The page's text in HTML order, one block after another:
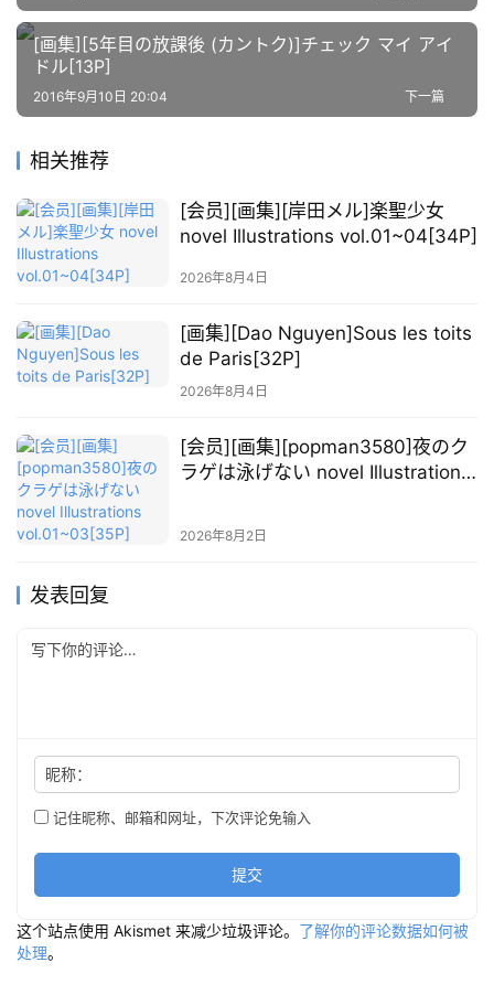
萌
绘
图
库
关
于
本
站
[画集][5年目の放課後 (カントク)]チェック マイ アイ
ドル[13P]
下一篇
2016年9月10日 20:04
相关推荐
[会员][画集][岸田メル]楽聖少女
novel Illustrations vol.01~04[34P]
2026年8月4日
[画集][Dao Nguyen]Sous les toits
de Paris[32P]
2026年8月4日
[会员][画集][popman3580]夜のク
ラゲは泳げない novel Illustrations
2026年8月2日
发表回复
昵称：
记住昵称、邮箱和网址，下次评论免输入
提交
这个站点使用 Akismet 来减少垃圾评论。 了解你的评论数据如何被
处理。